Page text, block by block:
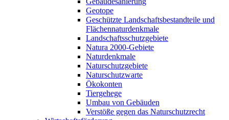
Geotope
Geschützte Landschaftsbestandteile und
Flächennaturdenkmale
Landschaftsschutzgebiete
Natura 2000-Gebiete
Naturdenkmale
Naturschutzgebiete
Naturschutzwarte
Ökokonten
Tiergehege
Umbau von Gebäuden
Verstöße gegen das Naturschutzrecht